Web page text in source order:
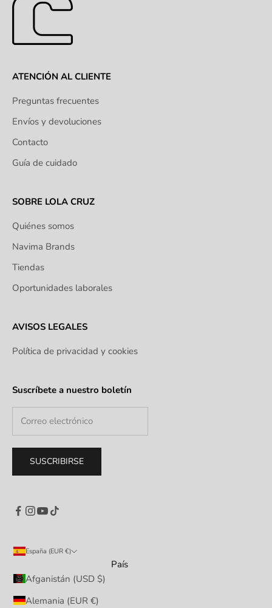
ATENCIÓN AL CLIENTE
Preguntas frecuentes
Envíos y devoluciones
Contacto
Guía de cuidado
SOBRE LOLA CRUZ
Quiénes somos
Navima Brands
Tiendas
Oportunidades laborales
AVISOS LEGALES
Política de privacidad y cookies
Suscríbete a nuestro boletín
SUSCRIBIRSE
España (EUR €)
País
Afganistán (USD $)
Alemania (EUR €)